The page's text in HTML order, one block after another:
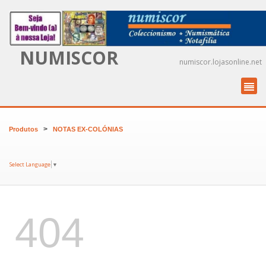
NUMISCOR numiscor.lojasonline.net
Produtos > NOTAS EX-COLÓNIAS
Select Language ▼